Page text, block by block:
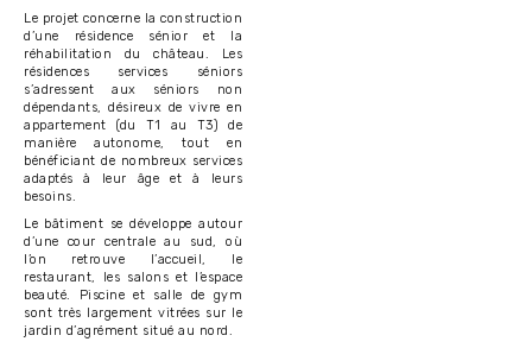
Le projet concerne la construction
d’une résidence sénior et la
réhabilitation du château. Les
résidences services séniors
s’adressent aux séniors non
dépendants, désireux de vivre en
appartement (du T1 au T3) de
manière autonome, tout en
bénéficiant de nombreux services
adaptés à leur âge et à leurs
besoins.
Le bâtiment se développe autour
d’une cour centrale au sud, où
l’on retrouve l’accueil, le
restaurant, les salons et l’espace
beauté. Piscine et salle de gym
sont très largement vitrées sur le
jardin d’agrément situé au nord.